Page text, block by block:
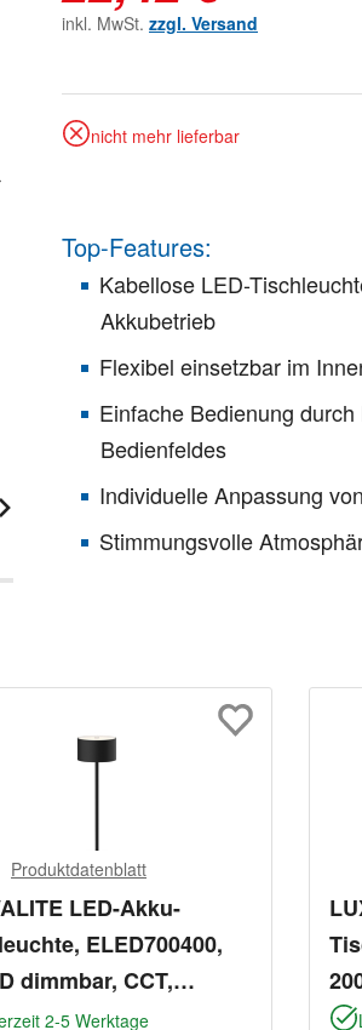
inkl. MwSt. zzgl. Versand
nicht mehr lieferbar
Top-Features:
Kabellose LED-
Akkubetrieb
Flexibel einsetzbar im
Einfache Bedienung
Bedienfeldes
Individuelle Anpassung
Stimmungsvolle
Produktdatenblatt
LED-Akku-
ELED700400,
dimmbar, CCT,
2-5 Werktage